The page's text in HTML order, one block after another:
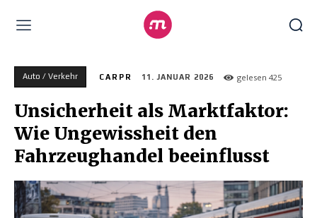
Auto / Verkehr CARPR 11. JANUAR 2026 gelesen 425
Unsicherheit als Marktfaktor:
Wie Ungewissheit den
Fahrzeughandel beeinflusst